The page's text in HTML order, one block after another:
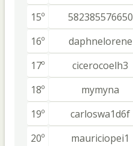
15º
582385576650
16º
daphnelorene
17º
cicerocoelh3
18º
mymyna
19º
carloswa1d6f
20º
mauriciopei1